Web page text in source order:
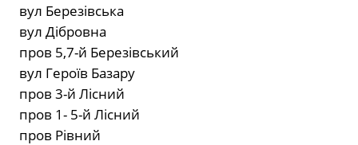
вул Березівська
вул Дібровна
пров 5,7-й Березівський
вул Героїв Базару
пров 3-й Лісний
пров 1- 5-й Лісний
пров Рівний